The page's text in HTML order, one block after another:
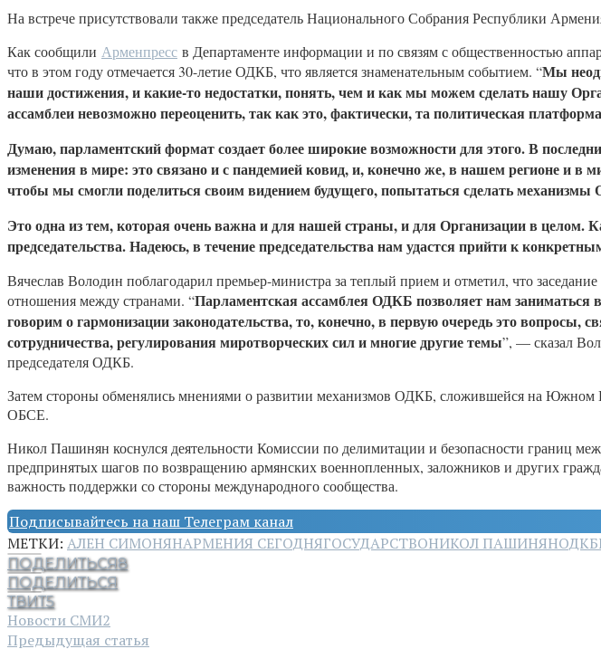
На встрече присутствовали также председатель Национального Собрания Республики
Как сообщили Арменпресс в Департаменте информации и по связям с общественностью
что в этом году отмечается 30-летие ОДКБ, что является знаменательным событием. “Мы
наши достижения, и какие-то недостатки, понять, чем и как мы можем сделать нашу
ассамблеи невозможно переоценить, так как это, фактически, та политическая
Думаю, парламентский формат создает более широкие возможности для этого. В
изменения в мире: это связано и с пандемией ковид, и, конечно же, в нашем регионе и
чтобы мы смогли поделиться своим видением будущего, попытаться сделать
Это одна из тем, которая очень важна и для нашей страны, и для Организации в
председательства. Надеюсь, в течение председательства нам удастся прийти к
Вячеслав Володин поблагодарил премьер-министра за теплый прием и отметил, что
отношения между странами. “Парламентская ассамблея ОДКБ позволяет нам
говорим о гармонизации законодательства, то, конечно, в первую очередь это
сотрудничества, регулирования миротворческих сил и многие другие темы”, — сказал
председателя ОДКБ.
Затем стороны обменялись мнениями о развитии механизмов ОДКБ, сложившейся на Южном
ОБСЕ.
Никол Пашинян коснулся деятельности Комиссии по делимитации и безопасности границ
предпринятых шагов по возвращению армянских военнопленных, заложников и других
важность поддержки со стороны международного сообщества.
Подписывайтесь на наш Телеграм канал
МЕТКИ: АЛЕН СИМОНЯНАРМЕНИЯ СЕГОДНЯГОСУДАРСТВОНИКОЛ ПАШИНЯНОДКБ
ПОДЕЛИТЬСЯ8
ПОДЕЛИТЬСЯ
ТВИТ5
Новости СМИ2
Предыдущая статья